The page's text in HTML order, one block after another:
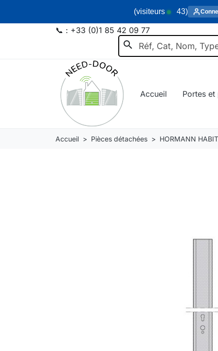
(visiteurs 43)
search
📞 : +33 (0)1 85 42 09 77
Accueil Portes
Accueil Pièces détachées HORMANN